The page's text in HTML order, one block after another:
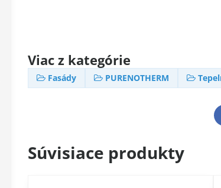
Viac z kategórie
Fasády PURENOTHERM
Súvisiace produkty